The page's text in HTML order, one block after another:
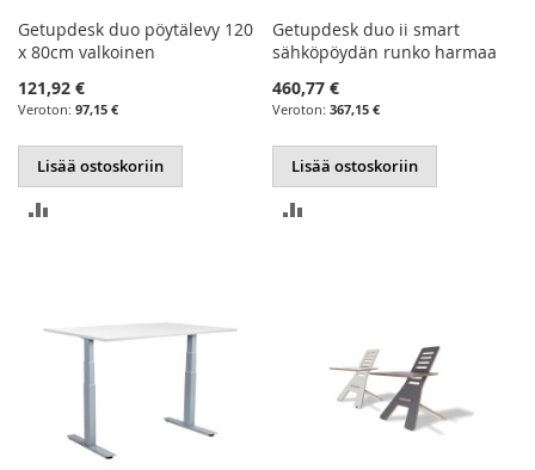
Getupdesk duo pöytälevy 120
x 80cm valkoinen
121,92 €
97,15 €
Lisää ostoskoriin
Getupdesk duo ii smart
sähköpöydän runko harmaa
460,77 €
367,15 €
Lisää ostoskoriin